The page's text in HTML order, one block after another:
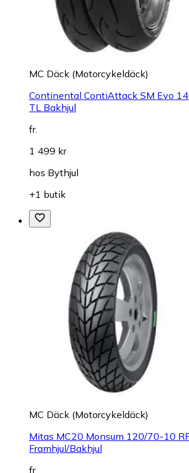
MC Däck (Motorcykeldäck)
Continental ContiAttack SM Evo
TL Bakhjul
fr.
1 499 kr
hos Bythjul
+1 butik
MC Däck (Motorcykeldäck)
Mitas MC20 Monsum 120/70-10
Framhjul/Bakhjul
fr.